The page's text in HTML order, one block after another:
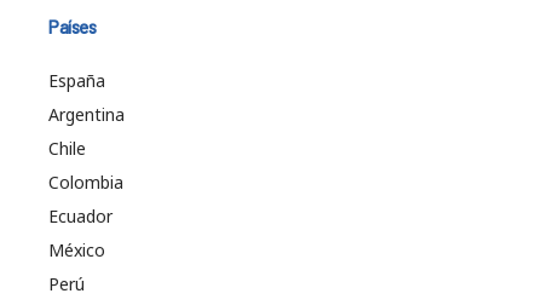
Países
España
Argentina
Chile
Colombia
Ecuador
México
Perú